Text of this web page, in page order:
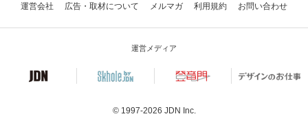
運営会社 広告・取材について メルマガ 利用規約 お問い合わせ
運営メディア
© 1997-2026 JDN Inc.